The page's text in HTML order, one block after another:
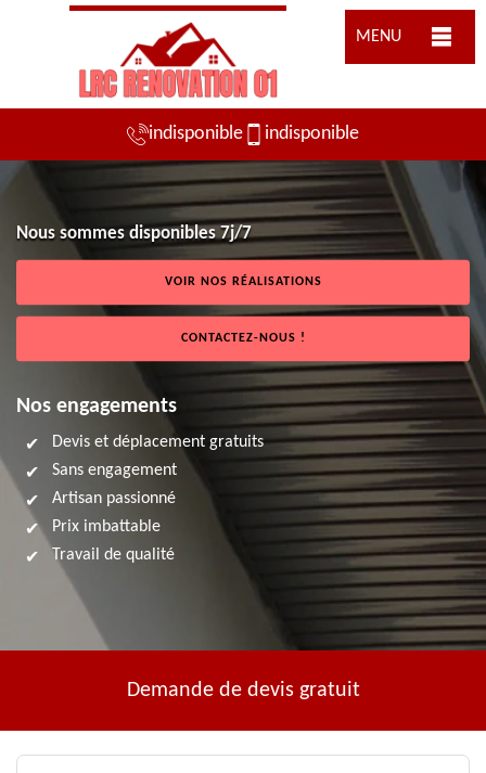
MENU
indisponible indisponible
Nous sommes disponibles 7j/7
VOIR NOS RÉALISATIONS
CONTACTEZ-NOUS !
Nos engagements
Devis et déplacement gratuits
Sans engagement
Artisan passionné
Prix imbattable
Travail de qualité
Demande de devis gratuit